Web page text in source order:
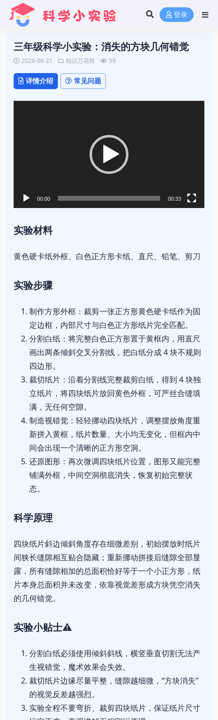
登录
三年级科学小实验：消失的方块几何错觉
2026-06-21 知识万花筒 59
详情介绍 常见问题
00:00 00:33
实验材料
黄色硬卡纸外框、白色正方形卡纸、直尺、铅笔、剪刀
实验步骤
制作方形外框：裁剪一张正方形黄色硬卡纸作为固
定边框，内部尺寸与白色正方形纸片完全匹配。
分割白纸：将完整白色正方形置于黄框内，用直尺
画出两条倾斜交叉分割线，把白纸分成 4 块不规则
四边形。
裁切纸片：沿着分割线完整裁剪白纸，得到 4 块独
立纸片，将四块纸片放回黄色外框，可严丝合缝填
满，无任何空隙。
制造视错觉：轻轻挪动四块纸片，调整摆放角度重
新拼入黄框，纸片数量、大小均无变化，但框内中
间会出现一个清晰的正方形空洞。
还原图形：再次微调四块纸片位置，图形又能完整
铺满外框，中间空洞彻底消失，恢复初始完整状
态。
科学原理
四块纸片斜边倾斜角度存在细微差别，初始摆放时纸片
间狭长缝隙相互贴合隐藏；重新挪动拼接后缝隙全部显
露，所有缝隙相加的总面积恰好等于一个小正方形，纸
片本身总面积并未改变，依靠视觉差形成方块凭空消失
的几何错觉。
实验小贴士⚠️
分割白纸必须使用倾斜斜线，横竖垂直切割无法产
生视错觉，魔术效果会失效。
裁切纸片边缘尽量平整，缝隙越细微，“方块消失”
的视觉反差越强烈。
实验全程不要弯折、裁剪四块纸片，保证纸片尺寸